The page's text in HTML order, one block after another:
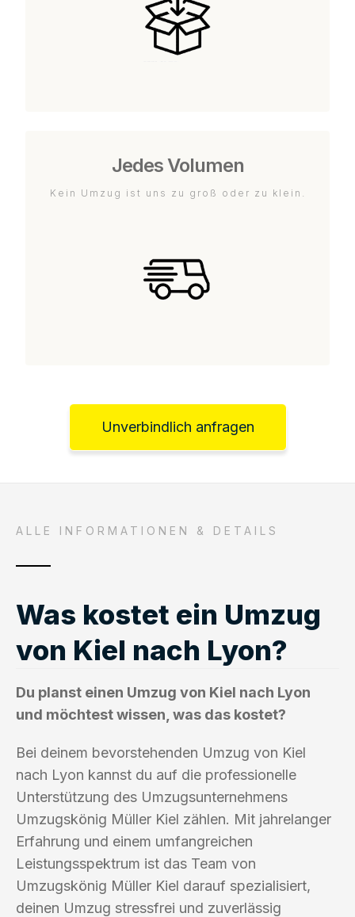
Jedes Volumen
Kein Umzug ist uns zu groß oder zu klein.
Unverbindlich anfragen
ALLE INFORMATIONEN & DETAILS
Was kostet ein Umzug
von Kiel nach Lyon?
Du planst einen Umzug von Kiel nach Lyon
und möchtest wissen, was das kostet?
Bei deinem bevorstehenden Umzug von Kiel
nach Lyon kannst du auf die professionelle
Unterstützung des Umzugsunternehmens
Umzugskönig Müller Kiel zählen. Mit jahrelanger
Erfahrung und einem umfangreichen
Leistungsspektrum ist das Team von
Umzugskönig Müller Kiel darauf spezialisiert,
deinen Umzug stressfrei und zuverlässig